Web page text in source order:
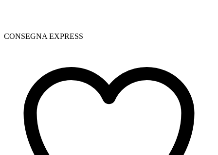
CONSEGNA EXPRESS